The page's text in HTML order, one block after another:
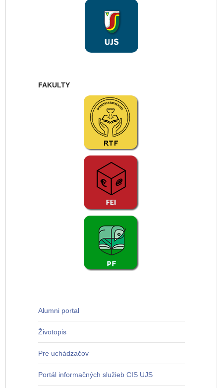
FAKULTY
Alumni portal
Životopis
Pre uchádzačov
Portál informačných služieb CIS UJS